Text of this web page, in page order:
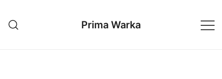
treści
Prima Warka